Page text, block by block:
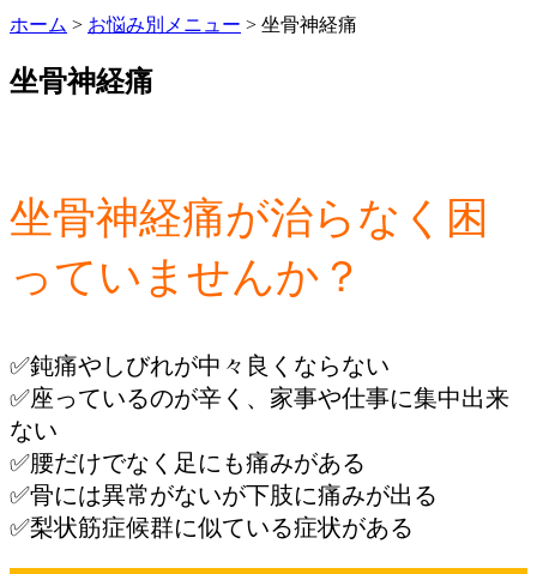
ホーム > お悩み別メニュー > 坐骨神経痛
坐骨神経痛
坐骨神経痛が治らなく困
っていませんか？
✅鈍痛やしびれが中々良くならない
✅座っているのが辛く、家事や仕事に集中出来
ない
✅腰だけでなく足にも痛みがある
✅骨には異常がないが下肢に痛みが出る
✅梨状筋症候群に似ている症状がある